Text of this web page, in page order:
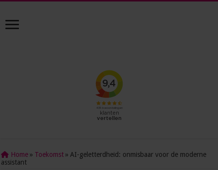
Home » Toekomst » AI-geletterdheid: onmisbaar voor de moderne
assistant